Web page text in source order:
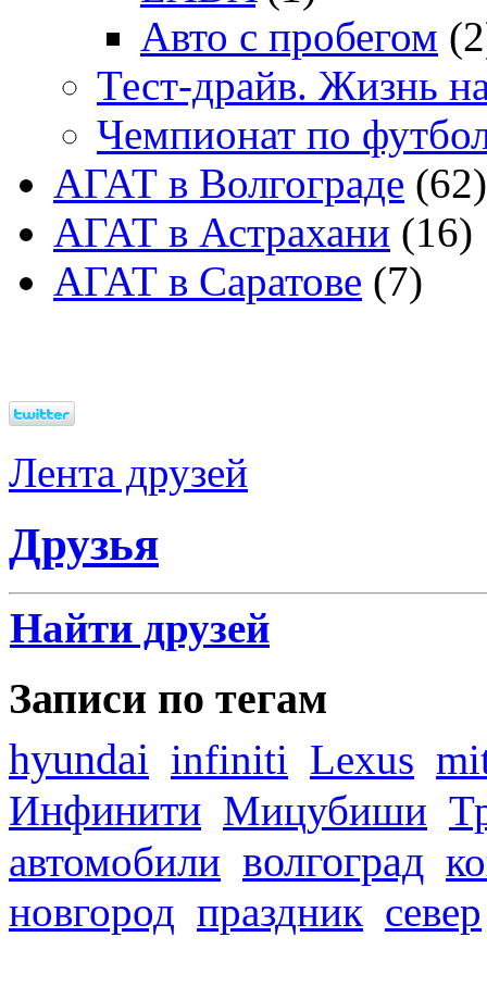
Авто с пробегом
Тест-драйв. Жизнь
Чемпионат по
АГАТ в Волгограде (62)
АГАТ в Астрахани (16)
АГАТ в Саратове (7)
Лента друзей
Друзья
Найти друзей
Записи по тегам
hyundai infiniti Lexus
Инфинити Мицубиши
автомобили волгоград
новгород праздник север